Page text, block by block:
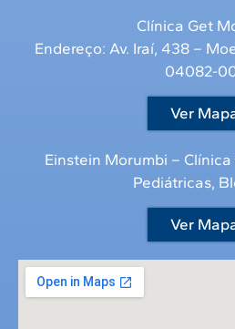
Clínica Get
Endereço: Av. Iraí, 438 –
04082-
Ver
Einstein Morumbi –
Pediátricas,
Ver